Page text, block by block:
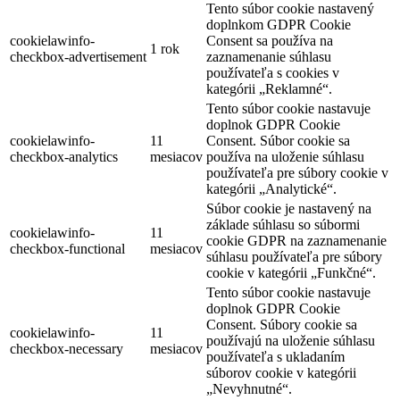
cookielawinfo-
checkbox-advertisement
1 rok
Tento súbor cookie nastavený
doplnkom GDPR Cookie
Consent sa používa na
zaznamenanie súhlasu
používateľa s cookies v
kategórii „Reklamné“.
cookielawinfo-
checkbox-analytics
11
mesiacov
Tento súbor cookie nastavuje
doplnok GDPR Cookie
Consent. Súbor cookie sa
používa na uloženie súhlasu
používateľa pre súbory cookie v
kategórii „Analytické“.
cookielawinfo-
checkbox-functional
11
mesiacov
Súbor cookie je nastavený na
základe súhlasu so súbormi
cookie GDPR na zaznamenanie
súhlasu používateľa pre súbory
cookie v kategórii „Funkčné“.
cookielawinfo-
checkbox-necessary
11
mesiacov
Tento súbor cookie nastavuje
doplnok GDPR Cookie
Consent. Súbory cookie sa
používajú na uloženie súhlasu
používateľa s ukladaním
súborov cookie v kategórii
„Nevyhnutné“.